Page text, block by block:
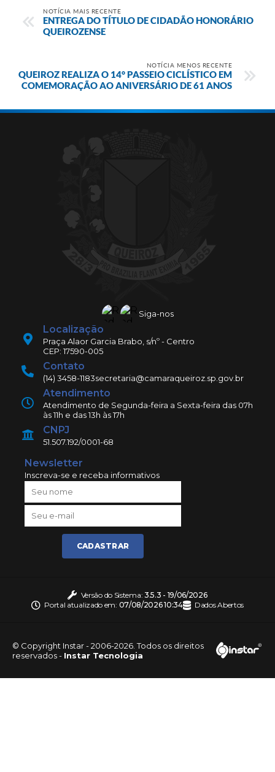
NOTÍCIA MAIS RECENTE
ENTREGA DO TÍTULO DE CIDADÃO HONORÁRIO
QUEIROZENSE
NOTÍCIA MENOS RECENTE
QUEIROZ REALIZA O 14° PASSEIO CICLÍSTICO EM
COMEMORAÇÃO AO ANIVERSÁRIO DE 61 ANOS
Siga-nos
Localização
Praça Alaor Garcia Brabo, s/nº - Centro
CEP: 17590-005
Contato
(14) 3458-1183secretaria@camaraqueiroz.sp.gov.br
Atendimento
Atendimento de Segunda-feira a Sexta-feira das 07h
às 11h e das 13h às 17h
CNPJ
51.507.192/0001-68
Newsletter
Inscreva-se e receba informativos
CADASTRAR
Versão do Sistema: 3.5.3 - 19/06/2026
Portal atualizado em: 07/08/2026 10:34 Dados Abertos
© Copyright Instar - 2006-2026. Todos os direitos
reservados - Instar Tecnologia